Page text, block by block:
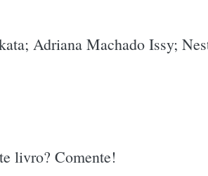
Adriana Machado Issy;
livro? Comente!